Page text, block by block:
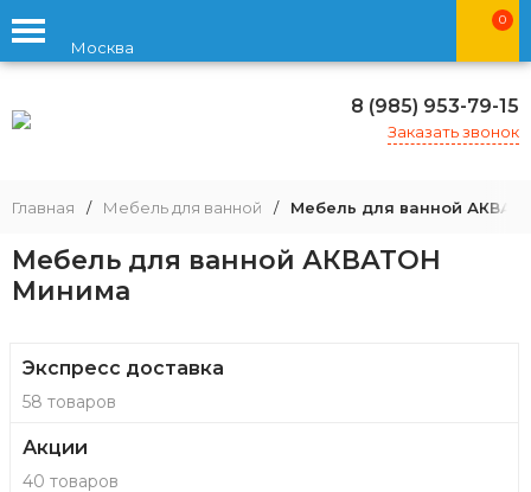
Москва
0
8 (985) 953-79-15
Заказать звонок
Главная / Мебель для ванной / Мебель для ванной
Мебель для ванной АКВАТОН
Минима
Экспресс доставка
58 товаров
Акции
40 товаров